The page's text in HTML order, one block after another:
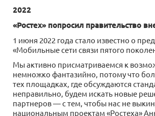
2022
«Ростех» попросил правительство
1 июня 2022 года стало известно о
«Мобильные сети связи пятого
Мы активно присматриваемся к
немножко фантазийно, потому что
тех площадках, где обсуждаются
неправильно, будем искать новые
партнеров — с тем, чтобы нас не
национальным проектам «Ростеха»